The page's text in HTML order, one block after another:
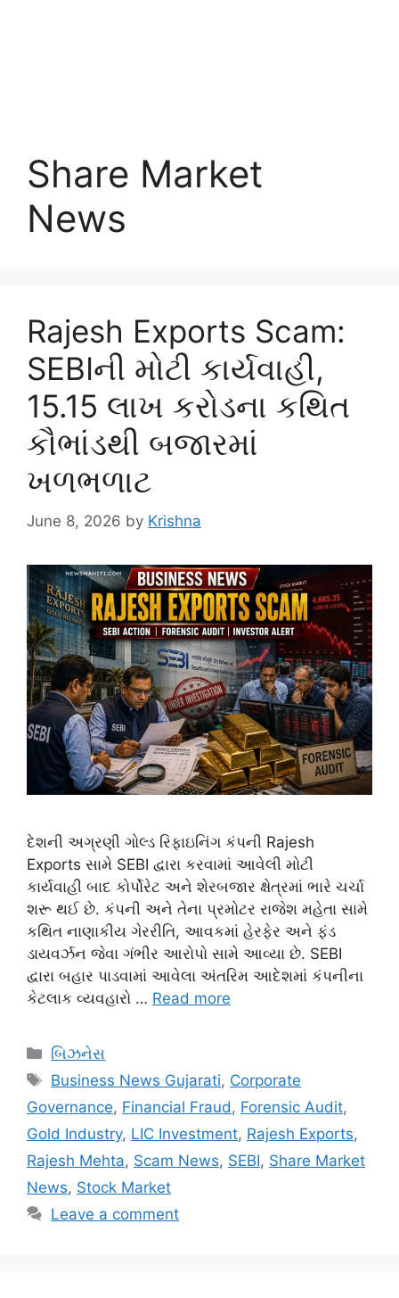
Share Market
News
Rajesh Exports Scam:
SEBIની મોટી કાર્યવાહી,
15.15 લાખ કરોડના કથિત
કૌભાંડથી બજારમાં
ખળભળાટ
June 8, 2026 by Krishna
દેશની અગ્રણી ગોલ્ડ રિફાઇનિંગ કંપની Rajesh
Exports સામે SEBI દ્વારા કરવામાં આવેલી મોટી
કાર્યવાહી બાદ કોર્પોરેટ અને શેરબજાર ક્ષેત્રમાં ભારે ચર્ચા
શરૂ થઈ છે. કંપની અને તેના પ્રમોટર રાજેશ મહેતા સામે
કથિત નાણાકીય ગેરરીતિ, આવકમાં હેરફેર અને ફંડ
ડાયવર્ઝન જેવા ગંભીર આરોપો સામે આવ્યા છે. SEBI
દ્વારા બહાર પાડવામાં આવેલા અંતરિમ આદેશમાં કંપનીના
કેટલાક વ્યવહારો … Read more
Categories
બિઝનેસ
Tags
Business News Gujarati, Corporate
Governance, Financial Fraud, Forensic Audit,
Gold Industry, LIC Investment, Rajesh Exports,
Rajesh Mehta, Scam News, SEBI, Share Market
News, Stock Market
Leave a comment